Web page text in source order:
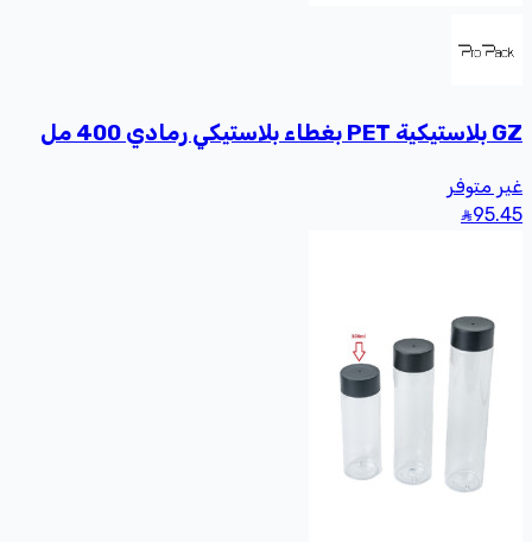
GZ بلاستيكية PET بغطاء بلاستيكي رمادي 400 مل
غير متوفر
95.45